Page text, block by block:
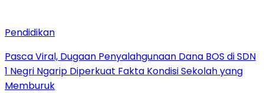
Pendidikan
Pasca Viral, Dugaan Penyalahgunaan Dana BOS di SDN
1 Negri Ngarip Diperkuat Fakta Kondisi Sekolah yang
Memburuk